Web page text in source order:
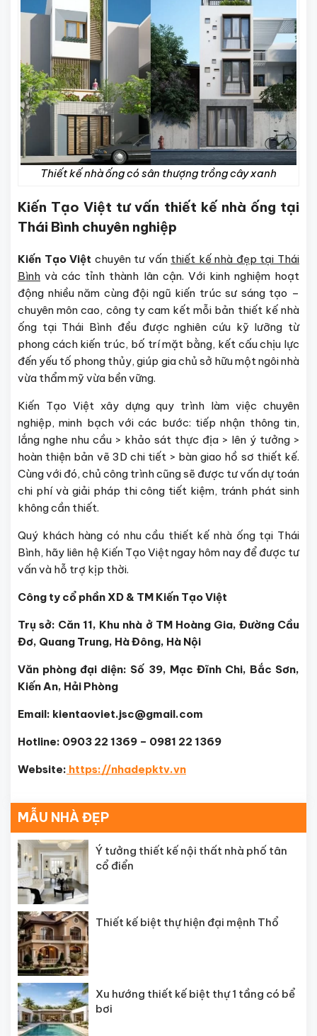
Thiết kế nhà ống có sân thượng trồng cây xanh
Kiến Tạo Việt tư vấn thiết kế nhà ống tại
Thái Bình chuyên nghiệp
Kiến Tạo Việt chuyên tư vấn thiết kế nhà đẹp tại Thái
Bình và các tỉnh thành lân cận. Với kinh nghiệm hoạt
động nhiều năm cùng đội ngũ kiến trúc sư sáng tạo –
chuyên môn cao, công ty cam kết mỗi bản thiết kế nhà
ống tại Thái Bình đều được nghiên cứu kỹ lưỡng từ
phong cách kiến trúc, bố trí mặt bằng, kết cấu chịu lực
đến yếu tố phong thủy, giúp gia chủ sở hữu một ngôi nhà
vừa thẩm mỹ vừa bền vững.
Kiến Tạo Việt xây dựng quy trình làm việc chuyên
nghiệp, minh bạch với các bước: tiếp nhận thông tin,
lắng nghe nhu cầu > khảo sát thực địa > lên ý tưởng >
hoàn thiện bản vẽ 3D chi tiết > bàn giao hồ sơ thiết kế.
Cùng với đó, chủ công trình cũng sẽ được tư vấn dự toán
chi phí và giải pháp thi công tiết kiệm, tránh phát sinh
không cần thiết.
Quý khách hàng có nhu cầu thiết kế nhà ống tại Thái
Bình, hãy liên hệ Kiến Tạo Việt ngay hôm nay để được tư
vấn và hỗ trợ kịp thời.
Công ty cổ phần XD & TM Kiến Tạo Việt
Trụ sở: Căn 11, Khu nhà ở TM Hoàng Gia, Đường Cầu
Đơ, Quang Trung, Hà Đông, Hà Nội
Văn phòng đại diện: Số 39, Mạc Đĩnh Chi, Bắc Sơn,
Kiến An, Hải Phòng
Email: kientaoviet.jsc@gmail.com
Hotline: 0903 22 1369 – 0981 22 1369
Website: https://nhadepktv.vn
MẪU NHÀ ĐẸP
Ý tưởng thiết kế nội thất nhà phố tân
cổ điển
Thiết kế biệt thự hiện đại mệnh Thổ
Xu hướng thiết kế biệt thự 1 tầng có bể
bơi